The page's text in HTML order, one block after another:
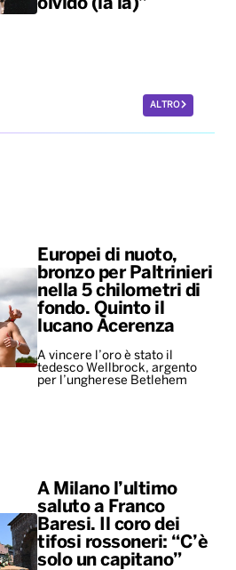
olvido (la la)”
ALTRO
Europei di nuoto,
bronzo per Paltrinieri
nella 5 chilometri di
fondo. Quinto il
lucano Acerenza
A vincere l’oro è stato il
tedesco Wellbrock, argento
per l’ungherese Betlehem
A Milano l’ultimo
saluto a Franco
Baresi. Il coro dei
tifosi rossoneri: “C’è
solo un capitano”